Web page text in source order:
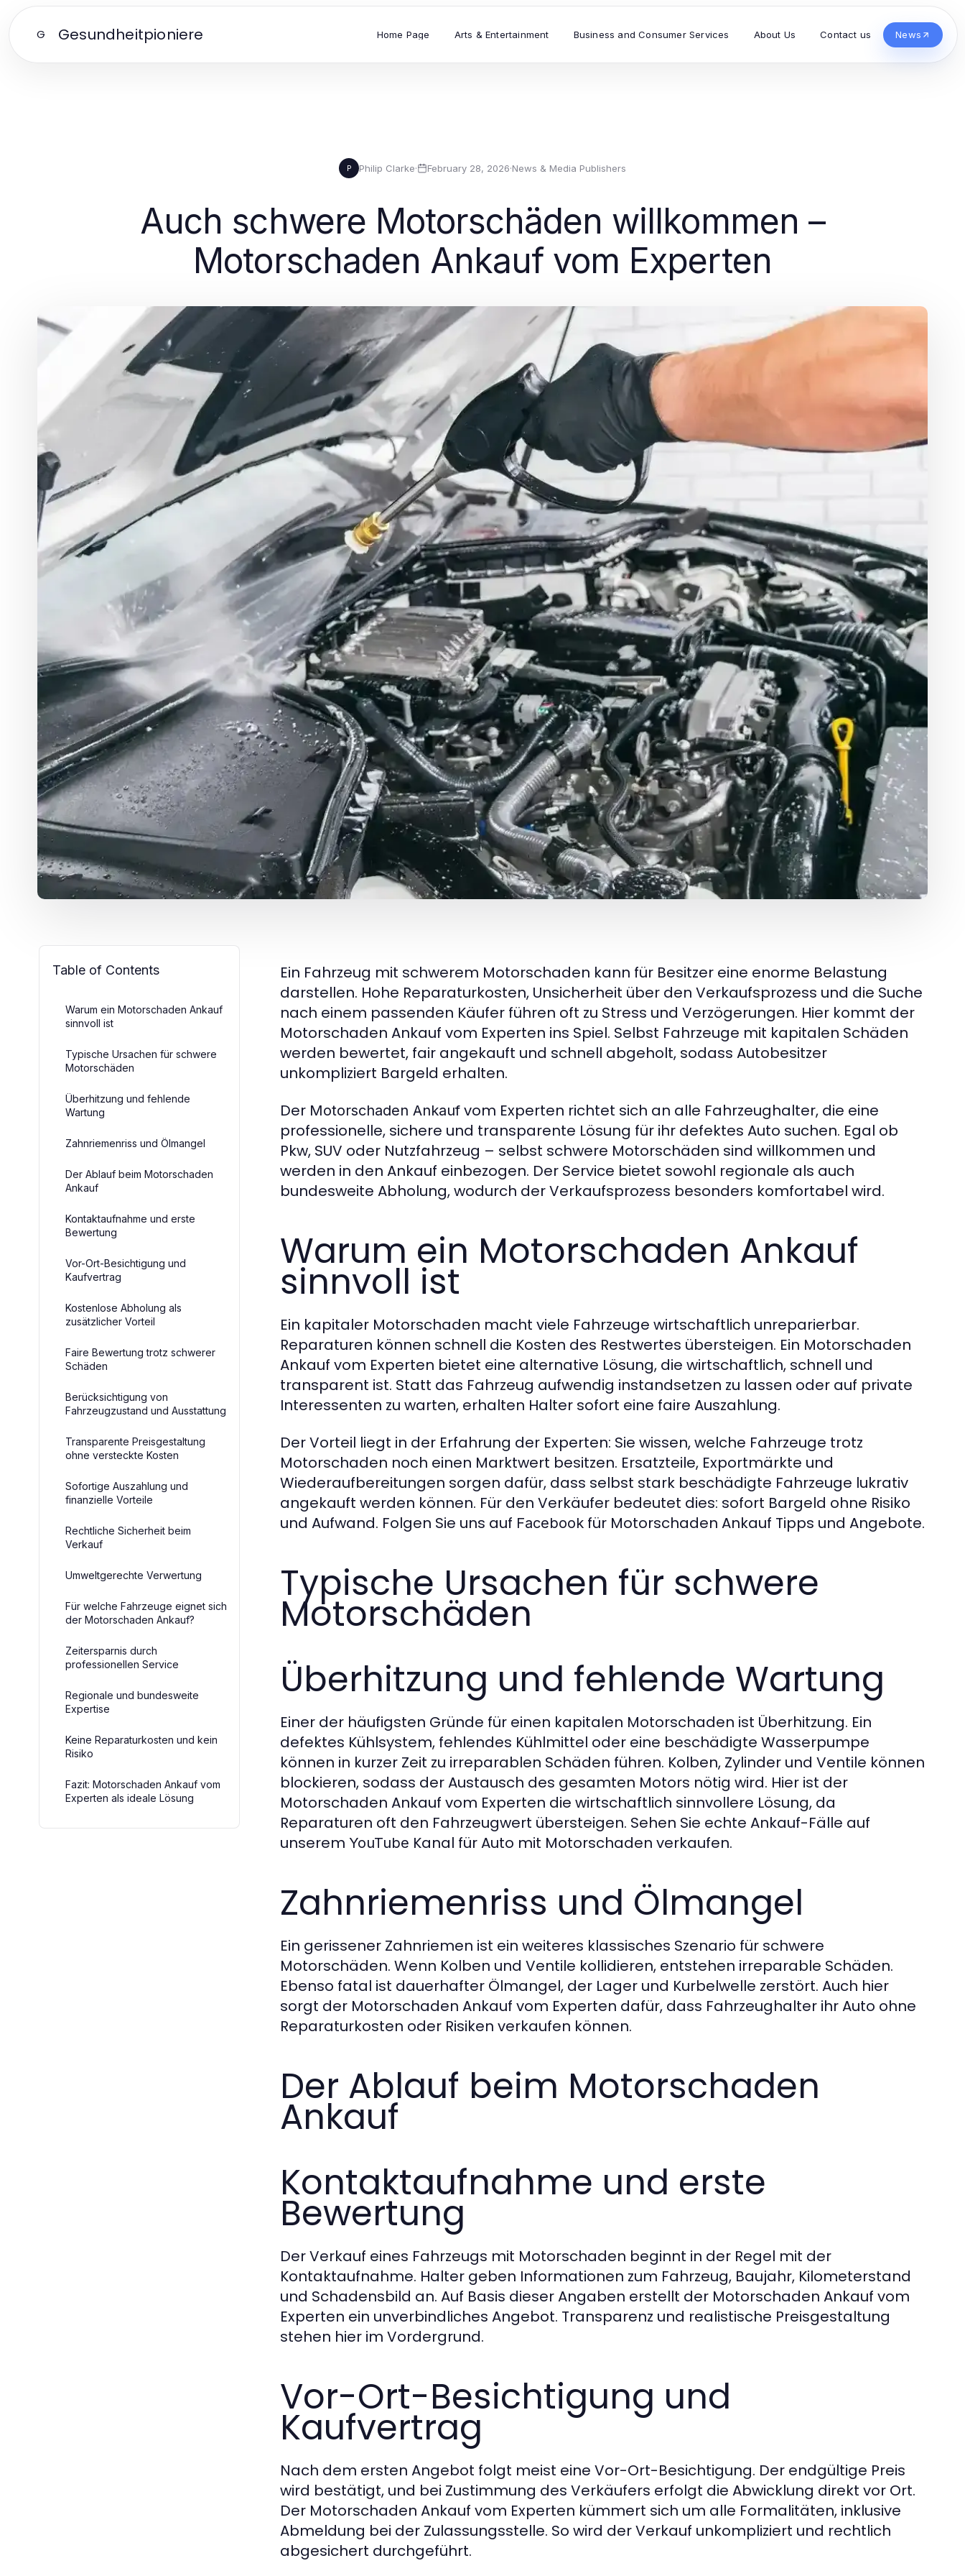
G Gesundheitpioniere Home Page Arts & Entertainment Business and Consumer Services About Us Contact us News
P Philip Clarke· February 28, 2026·News & Media Publishers
Auch schwere Motorschäden willkommen –
Motorschaden Ankauf vom Experten
Table of Contents
Warum ein Motorschaden Ankauf
sinnvoll ist
Typische Ursachen für schwere
Motorschäden
Überhitzung und fehlende
Wartung
Zahnriemenriss und Ölmangel
Der Ablauf beim Motorschaden
Ankauf
Kontaktaufnahme und erste
Bewertung
Vor-Ort-Besichtigung und
Kaufvertrag
Kostenlose Abholung als
zusätzlicher Vorteil
Faire Bewertung trotz schwerer
Schäden
Berücksichtigung von
Fahrzeugzustand und Ausstattung
Transparente Preisgestaltung
ohne versteckte Kosten
Sofortige Auszahlung und
finanzielle Vorteile
Rechtliche Sicherheit beim
Verkauf
Umweltgerechte Verwertung
Für welche Fahrzeuge eignet sich
der Motorschaden Ankauf?
Zeitersparnis durch
professionellen Service
Regionale und bundesweite
Expertise
Keine Reparaturkosten und kein
Risiko
Fazit: Motorschaden Ankauf vom
Experten als ideale Lösung
Ein Fahrzeug mit schwerem Motorschaden kann für Besitzer eine enorme Belastung
darstellen. Hohe Reparaturkosten, Unsicherheit über den Verkaufsprozess und die Suche
nach einem passenden Käufer führen oft zu Stress und Verzögerungen. Hier kommt der
Motorschaden Ankauf vom Experten ins Spiel. Selbst Fahrzeuge mit kapitalen Schäden
werden bewertet, fair angekauft und schnell abgeholt, sodass Autobesitzer
unkompliziert Bargeld erhalten.
Der Motorschaden Ankauf vom Experten richtet sich an alle Fahrzeughalter, die eine
professionelle, sichere und transparente Lösung für ihr defektes Auto suchen. Egal ob
Pkw, SUV oder Nutzfahrzeug – selbst schwere Motorschäden sind willkommen und
werden in den Ankauf einbezogen. Der Service bietet sowohl regionale als auch
bundesweite Abholung, wodurch der Verkaufsprozess besonders komfortabel wird.
Warum ein Motorschaden Ankauf
sinnvoll ist
Ein kapitaler Motorschaden macht viele Fahrzeuge wirtschaftlich unreparierbar.
Reparaturen können schnell die Kosten des Restwertes übersteigen. Ein Motorschaden
Ankauf vom Experten bietet eine alternative Lösung, die wirtschaftlich, schnell und
transparent ist. Statt das Fahrzeug aufwendig instandsetzen zu lassen oder auf private
Interessenten zu warten, erhalten Halter sofort eine faire Auszahlung.
Der Vorteil liegt in der Erfahrung der Experten: Sie wissen, welche Fahrzeuge trotz
Motorschaden noch einen Marktwert besitzen. Ersatzteile, Exportmärkte und
Wiederaufbereitungen sorgen dafür, dass selbst stark beschädigte Fahrzeuge lukrativ
angekauft werden können. Für den Verkäufer bedeutet dies: sofort Bargeld ohne Risiko
und Aufwand. Folgen Sie uns auf Facebook für Motorschaden Ankauf Tipps und Angebote.
Typische Ursachen für schwere
Motorschäden
Überhitzung und fehlende Wartung
Einer der häufigsten Gründe für einen kapitalen Motorschaden ist Überhitzung. Ein
defektes Kühlsystem, fehlendes Kühlmittel oder eine beschädigte Wasserpumpe
können in kurzer Zeit zu irreparablen Schäden führen. Kolben, Zylinder und Ventile können
blockieren, sodass der Austausch des gesamten Motors nötig wird. Hier ist der
Motorschaden Ankauf vom Experten die wirtschaftlich sinnvollere Lösung, da
Reparaturen oft den Fahrzeugwert übersteigen. Sehen Sie echte Ankauf-Fälle auf
unserem YouTube Kanal für Auto mit Motorschaden verkaufen.
Zahnriemenriss und Ölmangel
Ein gerissener Zahnriemen ist ein weiteres klassisches Szenario für schwere
Motorschäden. Wenn Kolben und Ventile kollidieren, entstehen irreparable Schäden.
Ebenso fatal ist dauerhafter Ölmangel, der Lager und Kurbelwelle zerstört. Auch hier
sorgt der Motorschaden Ankauf vom Experten dafür, dass Fahrzeughalter ihr Auto ohne
Reparaturkosten oder Risiken verkaufen können.
Der Ablauf beim Motorschaden
Ankauf
Kontaktaufnahme und erste
Bewertung
Der Verkauf eines Fahrzeugs mit Motorschaden beginnt in der Regel mit der
Kontaktaufnahme. Halter geben Informationen zum Fahrzeug, Baujahr, Kilometerstand
und Schadensbild an. Auf Basis dieser Angaben erstellt der Motorschaden Ankauf vom
Experten ein unverbindliches Angebot. Transparenz und realistische Preisgestaltung
stehen hier im Vordergrund.
Vor-Ort-Besichtigung und
Kaufvertrag
Nach dem ersten Angebot folgt meist eine Vor-Ort-Besichtigung. Der endgültige Preis
wird bestätigt, und bei Zustimmung des Verkäufers erfolgt die Abwicklung direkt vor Ort.
Der Motorschaden Ankauf vom Experten kümmert sich um alle Formalitäten, inklusive
Abmeldung bei der Zulassungsstelle. So wird der Verkauf unkompliziert und rechtlich
abgesichert durchgeführt.